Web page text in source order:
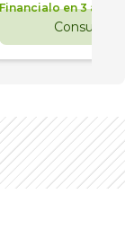
Financialo en 3 años
Consultar